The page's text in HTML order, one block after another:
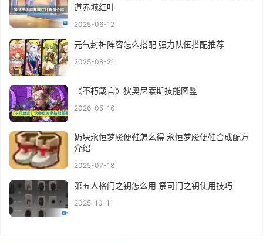
道赤城红叶
2025-06-12
元气封神阵容怎么搭配 强力队伍搭配推荐
2025-08-21
《不朽箴言》狄奥尼索斯技能图鉴
2026-05-16
奶块永恒梦魇便鞋怎么得 永恒梦魇便鞋合成配方
介绍
2025-07-18
第五人格门之钥怎么用 祭司门之钥使用技巧
2025-10-11